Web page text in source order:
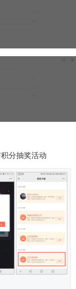
分抽奖活动